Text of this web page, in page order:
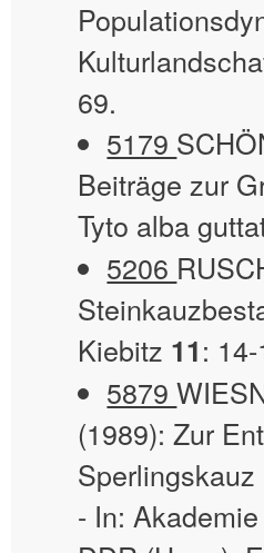
69.
5179
Beiträge zur
Tyto alba
5206
Kiebitz 11:
5879
(1989): Zur
Sperlingskauz
- In: